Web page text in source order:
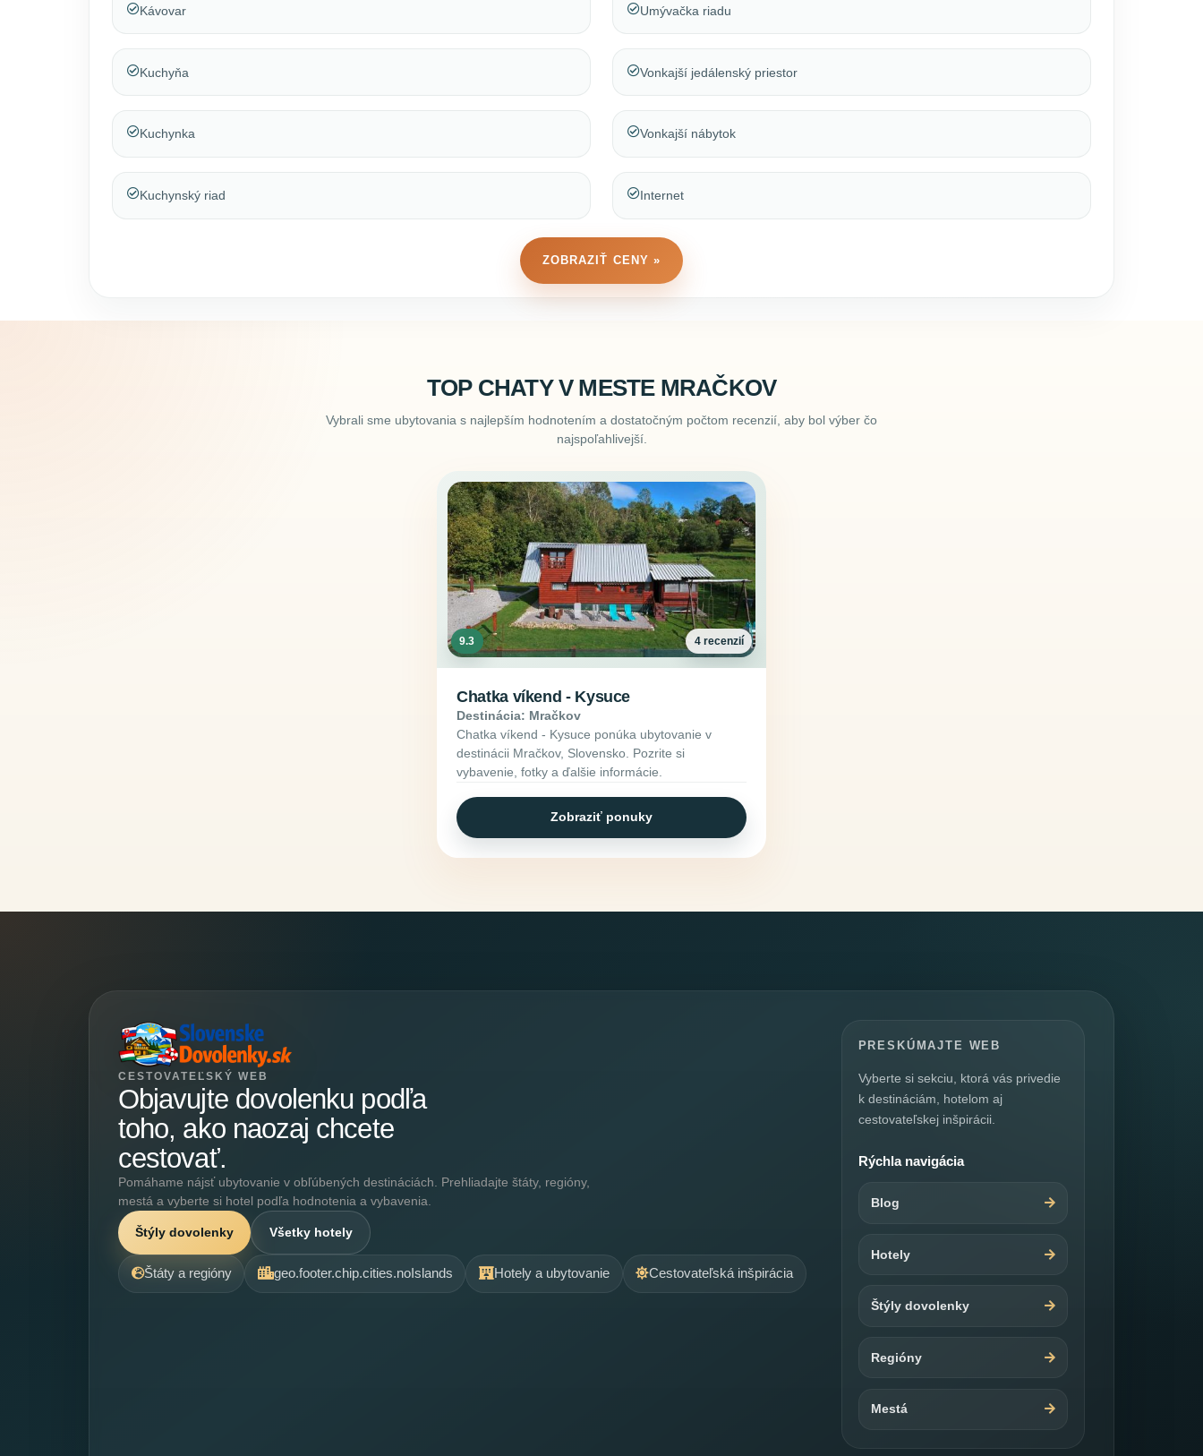
Kávovar
Kuchyňa
Kuchynka
Kuchynský riad
Umývačka riadu
Vonkajší jedálenský priestor
Vonkajší nábytok
Internet
ZOBRAZIŤ CENY »
TOP CHATY V MESTE MRAČKOV
Vybrali sme ubytovania s najlepším hodnotením a dostatočným počtom recenzií, aby bol výber čo
najspoľahlivejší.
9.3 4 recenzií
Chatka víkend - Kysuce
Destinácia: Mračkov
Chatka víkend - Kysuce ponúka ubytovanie v
destinácii Mračkov, Slovensko. Pozrite si
vybavenie, fotky a ďalšie informácie.
Zobraziť ponuky
CESTOVATEĽSKÝ WEB
Objavujte dovolenku podľa
toho, ako naozaj chcete
cestovať.
Pomáhame nájsť ubytovanie v obľúbených destináciách. Prehliadajte štáty, regióny,
mestá a vyberte si hotel podľa hodnotenia a vybavenia.
Štýly dovolenky Všetky hotely
Štáty a regióny geo.footer.chip.cities.noIslands Hotely a ubytovanie Cestovateľská inšpirácia
PRESKÚMAJTE WEB
Vyberte si sekciu, ktorá vás privedie
k destináciám, hotelom aj
cestovateľskej inšpirácii.
Rýchla navigácia
Blog
Hotely
Štýly dovolenky
Regióny
Mestá